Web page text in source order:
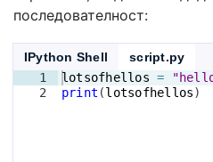
последователност:
IPython Shell
script.py
1
2
lotsofhellos =
print (lotsofhellos)